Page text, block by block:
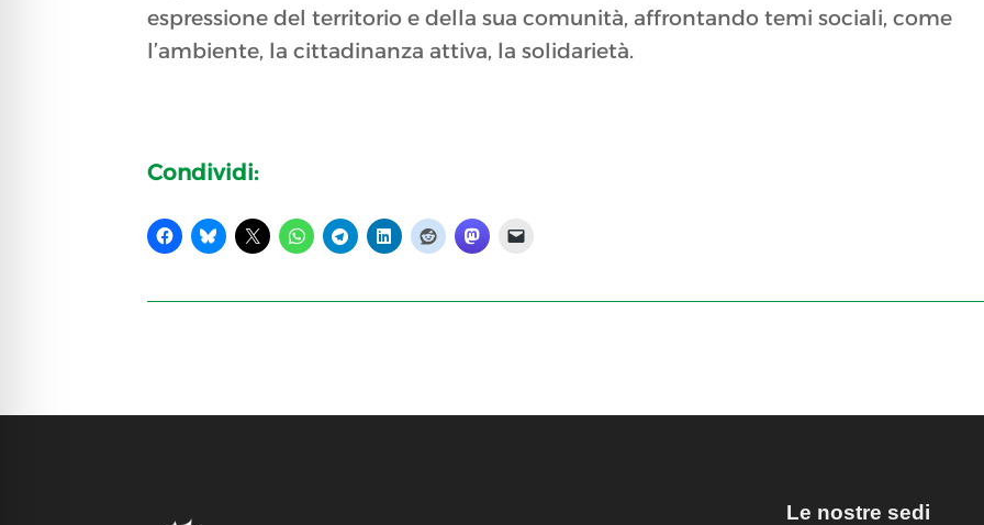
espressione del territorio e della sua comunità, affrontando temi sociali, come
l’ambiente, la cittadinanza attiva, la solidarietà.
Condividi:
Le nostre sedi